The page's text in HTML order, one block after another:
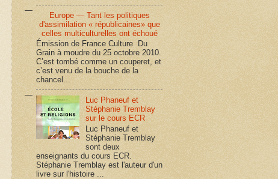
Europe — Tant les politiques
d'assimilation « républicaines» que
celles multiculturelles ont échoué
Émission de France Culture Du
Grain à moudre du 25 octobre 2010.
C’est tombé comme un couperet, et
c’est venu de la bouche de la
chancel...
Luc Phaneuf et
Stéphanie Tremblay
sur le cours ECR
Luc Phaneuf et
Stéphanie Tremblay
sont deux
enseignants du cours ECR.
Stéphanie Tremblay est l'auteur d'un
livre sur l'histoire ...